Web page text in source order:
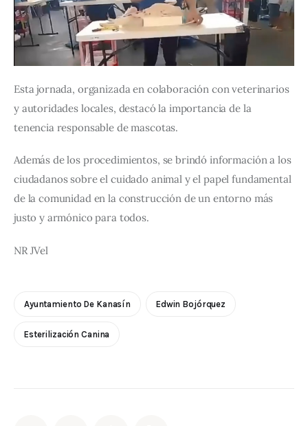
Esta jornada, organizada en colaboración con veterinarios
y autoridades locales, destacó la importancia de la
tenencia responsable de mascotas.
Además de los procedimientos, se brindó información a los
ciudadanos sobre el cuidado animal y el papel fundamental
de la comunidad en la construcción de un entorno más
justo y armónico para todos.
NR JVel
Ayuntamiento De Kanasín Edwin Bojórquez
Esterilización Canina